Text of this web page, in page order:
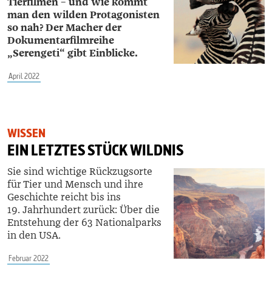
man den wilden Protagonisten
so nah? Der Macher der
Dokumentarfilmreihe
„Serengeti“ gibt Einblicke.
April 2022
WISSEN
EIN LETZTES STÜCK WILDNIS
Sie sind wichtige Rückzugsorte
für Tier und Mensch und ihre
Geschichte reicht bis ins
19. Jahrhundert zurück: Über die
Entstehung der 63 Nationalparks
in den USA.
Februar 2022